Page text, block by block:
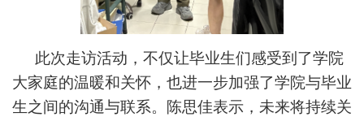
此次走访活动，不仅让毕业生们感受到了学院
大家庭的温暖和关怀，也进一步加强了学院与毕业
生之间的沟通与联系。 陈思佳表示，未来将持续关